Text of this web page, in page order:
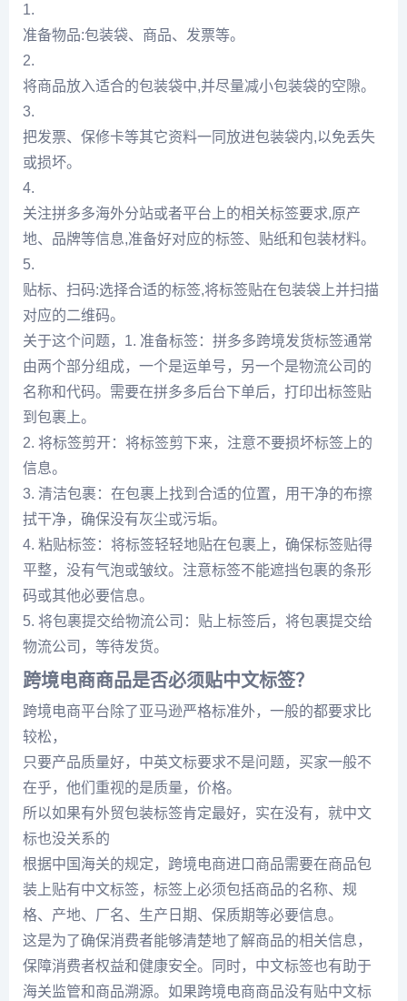
1.
准备物品:包装袋、商品、发票等。
2.
将商品放入适合的包装袋中,并尽量减小包装袋的空隙。
3.
把发票、保修卡等其它资料一同放进包装袋内,以免丢失
或损坏。
4.
关注拼多多海外分站或者平台上的相关标签要求,原产
地、品牌等信息,准备好对应的标签、贴纸和包装材料。
5.
贴标、扫码:选择合适的标签,将标签贴在包装袋上并扫描
对应的二维码。
关于这个问题，1. 准备标签：拼多多跨境发货标签通常
由两个部分组成，一个是运单号，另一个是物流公司的
名称和代码。需要在拼多多后台下单后，打印出标签贴
到包裹上。
2. 将标签剪开：将标签剪下来，注意不要损坏标签上的
信息。
3. 清洁包裹：在包裹上找到合适的位置，用干净的布擦
拭干净，确保没有灰尘或污垢。
4. 粘贴标签：将标签轻轻地贴在包裹上，确保标签贴得
平整，没有气泡或皱纹。注意标签不能遮挡包裹的条形
码或其他必要信息。
5. 将包裹提交给物流公司：贴上标签后，将包裹提交给
物流公司，等待发货。
跨境电商商品是否必须贴中文标签？
跨境电商平台除了亚马逊严格标准外，一般的都要求比
较松，
只要产品质量好，中英文标要求不是问题，买家一般不
在乎，他们重视的是质量，价格。
所以如果有外贸包装标签肯定最好，实在没有，就中文
标也没关系的
根据中国海关的规定，跨境电商进口商品需要在商品包
装上贴有中文标签，标签上必须包括商品的名称、规
格、产地、厂名、生产日期、保质期等必要信息。
这是为了确保消费者能够清楚地了解商品的相关信息，
保障消费者权益和健康安全。同时，中文标签也有助于
海关监管和商品溯源。如果跨境电商商品没有贴中文标